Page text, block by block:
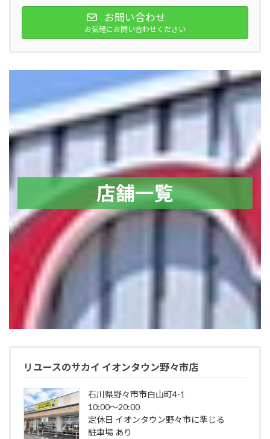
お問い合わせ
お気軽にお問い合わせください
店舗一覧
リユースのサカイ イオンタウン野々市店
石川県野々市市白山町4-1
10:00～20:00
定休日 イオンタウン野々市に準じる
駐車場 あり